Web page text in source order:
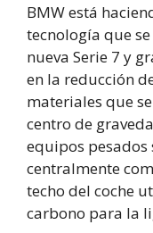
BMW está
tecnología que
nueva Serie 7 y
en la reducción
materiales que
centro de
equipos
centralmente
techo del coche
carbono para la